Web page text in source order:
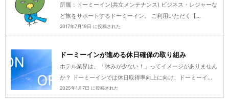
所属：ドーミーイン(共立メンテナンス) ビジネス・レジャーな
ど旅をサポートするドーミーイン。 ご利用いただく【...
2017年7月19日 に投稿された
ドーミーインが進める休日確保の取り組み
ホテル業界は、「休みが少ない！」ってイメージがありません
か？ ドーミーインでは休日取得率向上に向け、ドーミーイ...
2025年1月7日 に投稿された